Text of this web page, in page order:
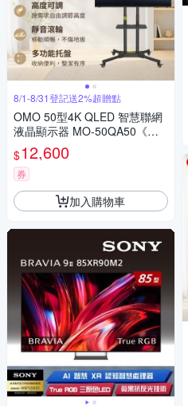
8/1-8/31登記送2%超贈點
OMO 50型4K QLED 智慧聯網
液晶顯示器 MO-50QA50《含
安裝｜移動式立架超值組》
$12,600
券
加入購物車